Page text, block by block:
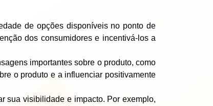
de opções disponíveis no ponto de
dos consumidores e incentivá-los a
importantes sobre o produto, como
o produto e a influenciar positivamente
sua visibilidade e impacto. Por exemplo,